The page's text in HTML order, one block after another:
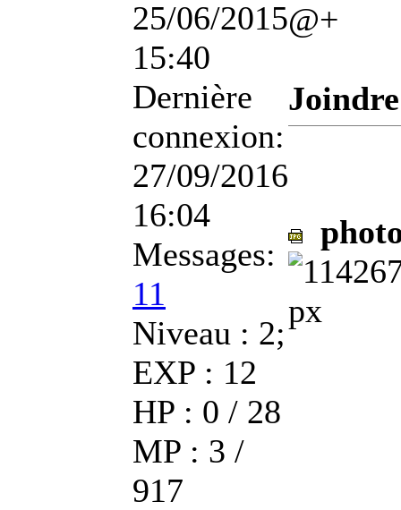
25/06/2015
15:40
Dernière
connexion:
27/09/2016
16:04
Messages:
11
Niveau : 2;
EXP : 12
HP : 0 / 28
MP : 3 /
917
@+